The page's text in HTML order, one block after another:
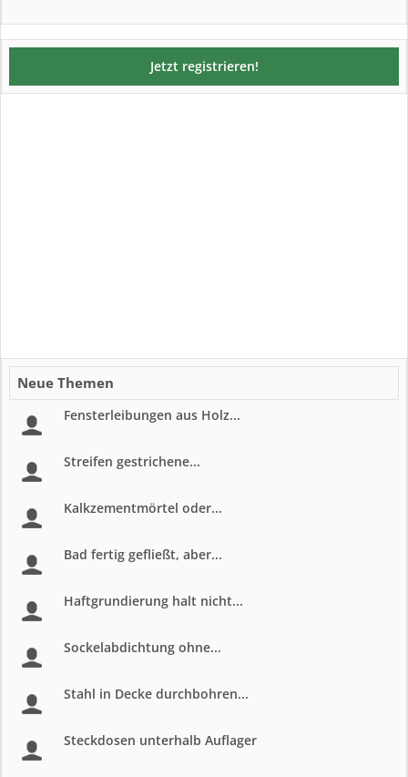
Jetzt registrieren!
Neue Themen
Fensterleibungen aus Holz...
Streifen gestrichene...
Kalkzementmörtel oder...
Bad fertig gefließt, aber...
Haftgrundierung halt nicht...
Sockelabdichtung ohne...
Stahl in Decke durchbohren...
Steckdosen unterhalb Auflager